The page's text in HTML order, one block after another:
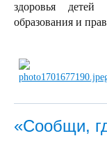
здоровья
образования и
«Сообщи,